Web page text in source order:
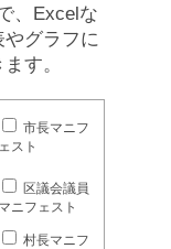
、Excelな
グラフに
す。
市長マニフ
ェスト
区議会議員
マニフェスト
村長マニフ